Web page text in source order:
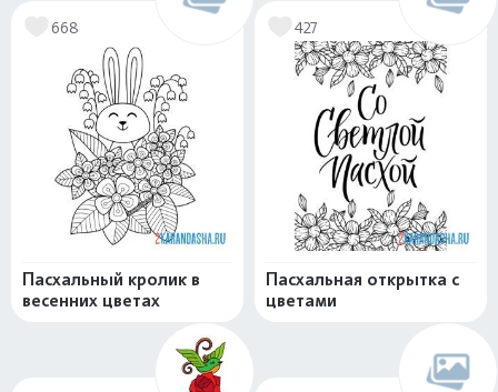
668
Пасхальный кролик в
весенних цветах
427
Пасхальная открытка с
цветами